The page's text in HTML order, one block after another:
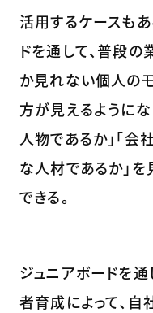
活用するケースもあ
ドを通して、普段
か見れない個人の
方が見えるようにな
人物であるか」「
な人材であるか」
できる。
ジュニアボードを
者育成によって、